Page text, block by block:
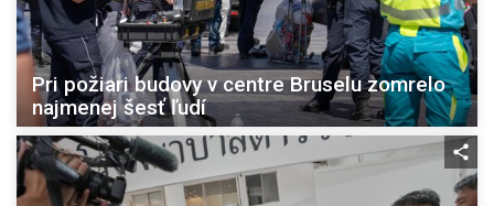
Pri požiari budovy v centre Bruselu zomrelo
najmenej šesť ľudí